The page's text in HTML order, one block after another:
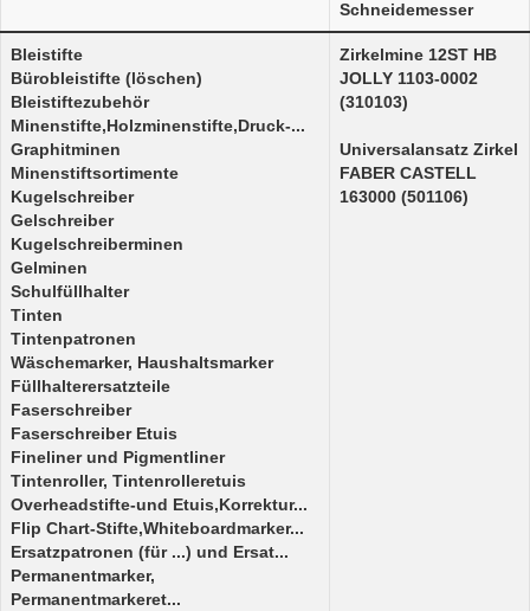
Schneidemesser
Bleistifte
Bürobleistifte (löschen)
Bleistiftezubehör
Minenstifte,Holzminenstifte,Druck-...
Graphitminen
Minenstiftsortimente
Kugelschreiber
Gelschreiber
Kugelschreiberminen
Gelminen
Schulfüllhalter
Tinten
Tintenpatronen
Wäschemarker, Haushaltsmarker
Füllhalterersatzteile
Faserschreiber
Faserschreiber Etuis
Fineliner und Pigmentliner
Tintenroller, Tintenrolleretuis
Overheadstifte-und Etuis,Korrektur...
Flip Chart-Stifte,Whiteboardmarker...
Ersatzpatronen (für ...) und Ersat...
Permanentmarker,
Permanentmarkeret...
Zirkelmine 12ST HB
JOLLY 1103-0002
(310103)
Universalansatz Zirkel
FABER CASTELL
163000 (501106)